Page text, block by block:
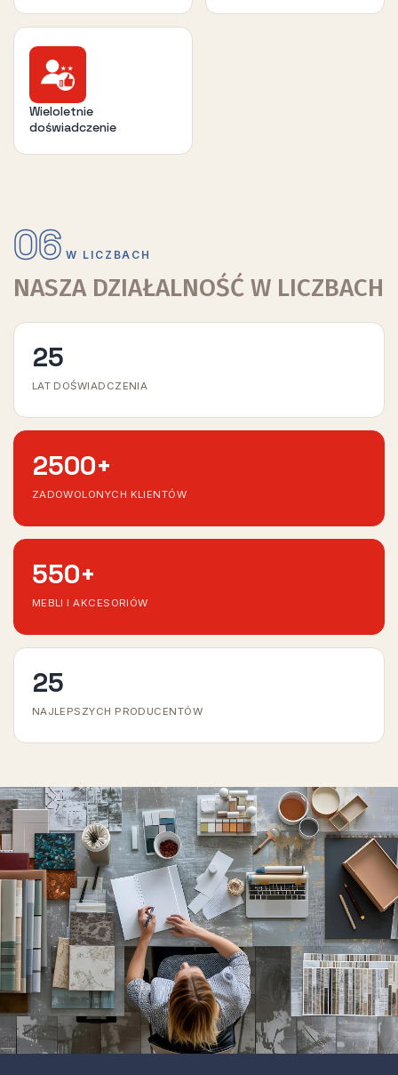
Wieloletnie
doświadczenie
06 W LICZBACH
NASZA DZIAŁALNOŚĆ W LICZBACH
25
LAT DOŚWIADCZENIA
2500+
ZADOWOLONYCH KLIENTÓW
550+
MEBLI I AKCESORIÓW
25
NAJLEPSZYCH PRODUCENTÓW